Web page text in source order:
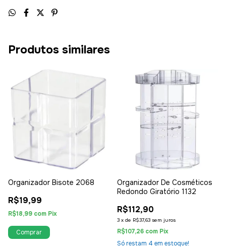
Produtos similares
Organizador Bisote 2068
R$19,99
R$18,99 com Pix
Organizador De Cosméticos
Redondo Giratório 1132
R$112,90
3 x de R$37,63 sem juros
R$107,26 com Pix
Só restam 4 em estoque!